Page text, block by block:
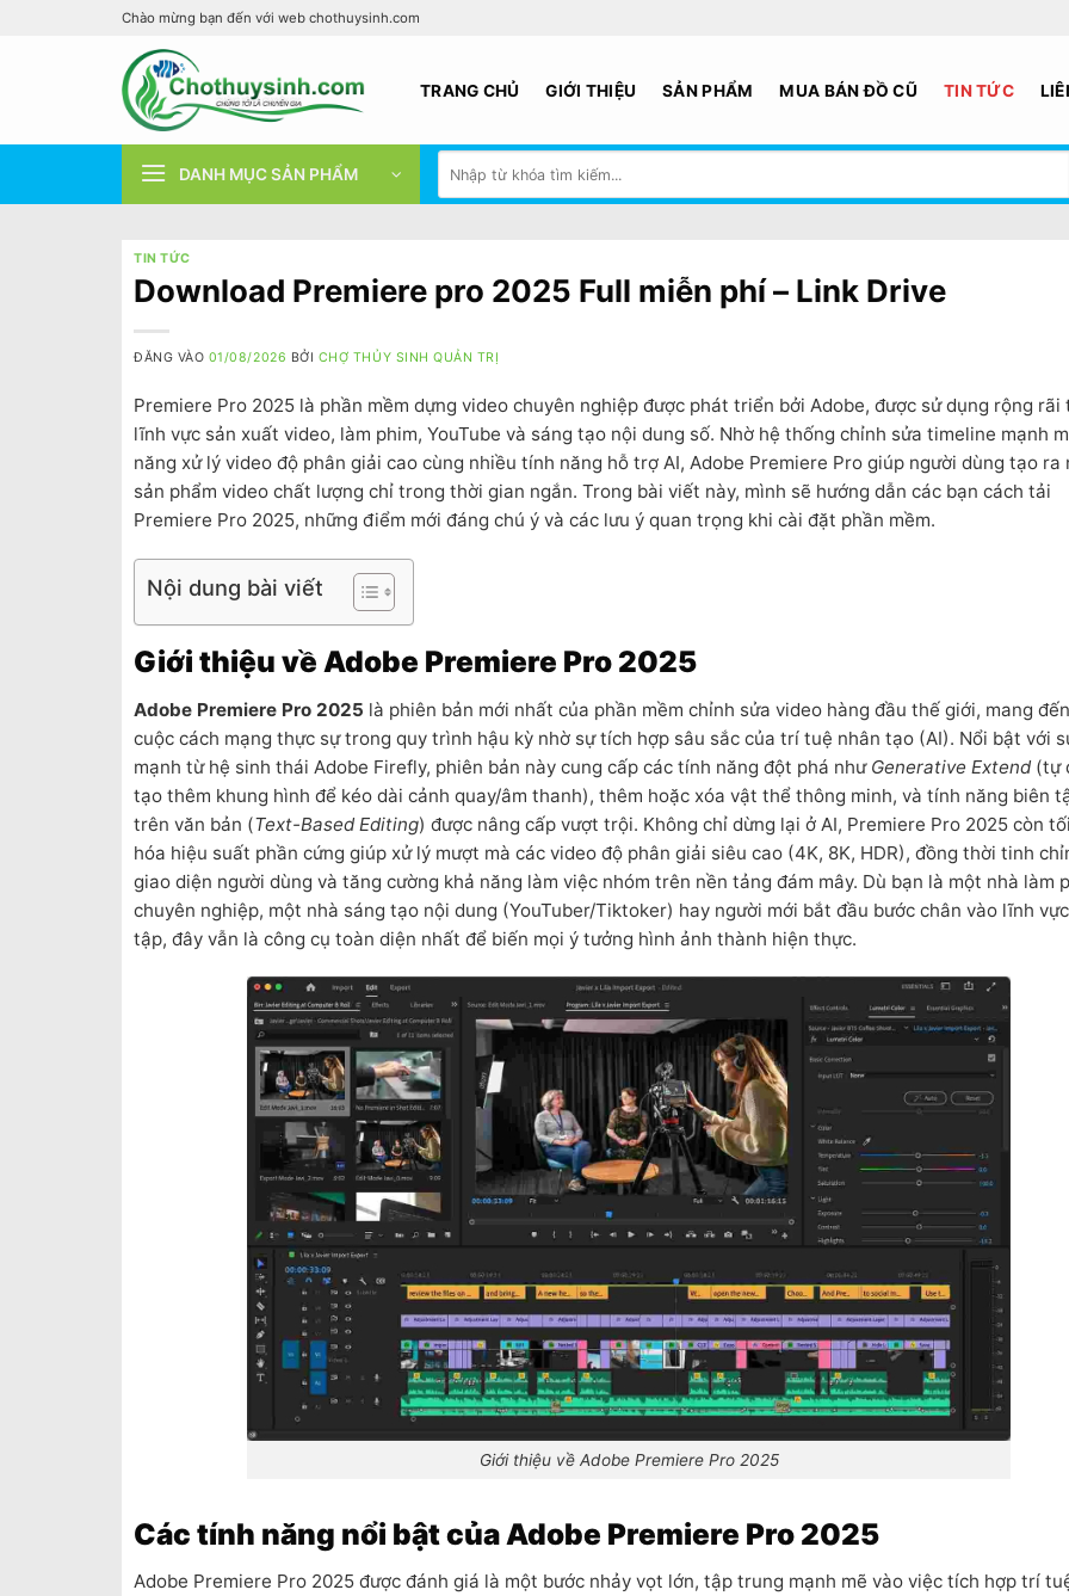
Chào mừng bạn đến với web chothuysinh.com
TRANG CHỦ GIỚI THIỆU SẢN PHẨM MUA BÁN ĐỒ CŨ TIN TỨC
DANH MỤC SẢN PHẨM
kiếm:
TIN TỨC
Download Premiere pro 2025 Full miễn phí – Link Drive
ĐĂNG VÀO 01/08/2026 BỞI CHỢ THỦY SINH QUẢN TRỊ
Premiere Pro 2025 là phần mềm dựng video chuyên nghiệp được phát triển bởi Adobe, được sử dụng rộng rãi
lĩnh vực sản xuất video, làm phim, YouTube và sáng tạo nội dung số. Nhờ hệ thống chỉnh sửa timeline mạnh
năng xử lý video độ phân giải cao cùng nhiều tính năng hỗ trợ AI, Adobe Premiere Pro giúp người dùng tạo ra
sản phẩm video chất lượng chỉ trong thời gian ngắn. Trong bài viết này, mình sẽ hướng dẫn các bạn cách tải
Premiere Pro 2025, những điểm mới đáng chú ý và các lưu ý quan trọng khi cài đặt phần mềm.
Nội dung bài viết
Giới thiệu về Adobe Premiere Pro 2025
Adobe Premiere Pro 2025 là phiên bản mới nhất của phần mềm chỉnh sửa video hàng đầu thế giới, mang
cuộc cách mạng thực sự trong quy trình hậu kỳ nhờ sự tích hợp sâu sắc của trí tuệ nhân tạo (AI). Nổi bật với
mạnh từ hệ sinh thái Adobe Firefly, phiên bản này cung cấp các tính năng đột phá như Generative Extend(tự
tạo thêm khung hình để kéo dài cảnh quay/âm thanh), thêm hoặc xóa vật thể thông minh, và tính năng biên
trên văn bản (Text-Based Editing) được nâng cấp vượt trội. Không chỉ dừng lại ở AI, Premiere Pro 2025 còn
hóa hiệu suất phần cứng giúp xử lý mượt mà các video độ phân giải siêu cao (4K, 8K, HDR), đồng thời tinh
giao diện người dùng và tăng cường khả năng làm việc nhóm trên nền tảng đám mây. Dù bạn là một nhà làm
chuyên nghiệp, một nhà sáng tạo nội dung (YouTuber/Tiktoker) hay người mới bắt đầu bước chân vào lĩnh
tập, đây vẫn là công cụ toàn diện nhất để biến mọi ý tưởng hình ảnh thành hiện thực.
Giới thiệu về Adobe Premiere Pro 2025
Các tính năng nổi bật của Adobe Premiere Pro 2025
Adobe Premiere Pro 2025 được đánh giá là một bước nhảy vọt lớn, tập trung mạnh mẽ vào việc tích hợp trí